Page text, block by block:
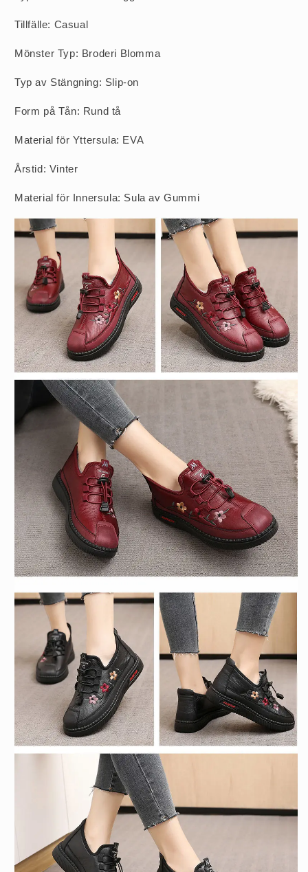
Tillfälle: Casual
Mönster Typ: Broderi Blomma
Typ av Stängning: Slip-on
Form på Tån: Rund tå
Material för Yttersula: EVA
Årstid: Vinter
Material för Innersula: Sula av Gummi